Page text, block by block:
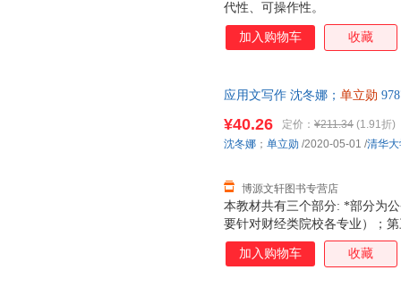
代性、可操作性。
加入购物车 收藏
应用文写作 沈冬娜； 单立勋
本教材共有三个部分: *部分为
要针对财经类院校各专业）；
率选择常用文种，涵盖了应用
了各文种的概念、特点、格式
¥40.26 定价： ¥211.34 (1.91折)
博源文轩图书专营店
沈冬娜 ； 单立勋 /2020-05-01 /清华
加入购物车 收藏